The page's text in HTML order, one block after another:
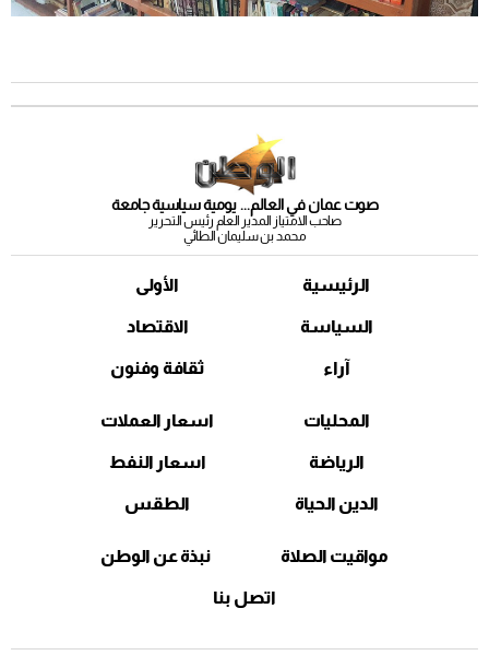
صوت عمان في العالم... يومية سياسية جامعة
صاحب الامتياز المدير العام رئيس التحرير
محمد بن سليمان الطائي
الرئيسية
السياسة
آراء
الأولى
الاقتصاد
ثقافة وفنون
المحليات
الرياضة
الدين الحياة
اسعار العملات
اسعار النفط
الطقس
مواقيت الصلاة نبذة عن الوطن
اتصل بنا